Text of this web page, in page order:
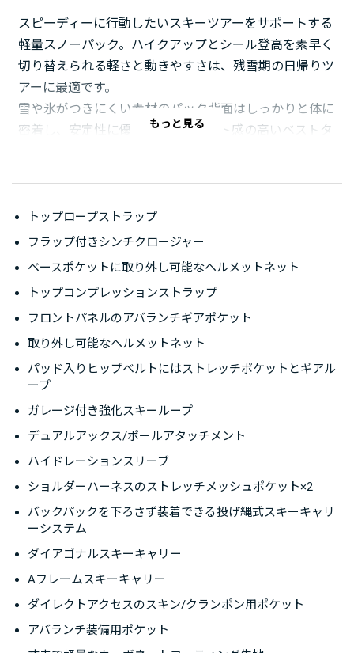
スピーディーに行動したいスキーツアーをサポートする
軽量スノーパック。ハイクアップとシール登高を素早く
切り替えられる軽さと動きやすさは、残雪期の日帰りツ
アーに最適です。
雪や氷がつきにくい素材のパック背面はしっかりと体に
密着し、安定性に優れます。フィット感の高いベストタ
ポンやクライミングスキンを収納できます。アバランチ
ギアの収納ポケットはアクセスしやすいパック前面に配
置。バックルはグローブ装着時にも操作しやすい形状を
両利き対応のスキーラッソキャリーシステムは、バック
パックを背負ったままスキー板が装着できます。スキー
板を取り付けるリーシュは使用しないときは取り外しや
収納ができ、しっかり取り付けたい時はダイアゴナルや
Aフレームでの取り付けも可能。軽量性を保ちながらバ
ックカントリーに必要な機能をカバーしています。
もっと見る
トップロープストラップ
フラップ付きシンチクロージャー
ベースポケットに取り外し可能なヘルメットネット
トップコンプレッションストラップ
フロントパネルのアバランチギアポケット
取り外し可能なヘルメットネット
パッド入りヒップベルトにはストレッチポケットとギアル
ープ
ガレージ付き強化スキーループ
デュアルアックス/ポールアタッチメント
ハイドレーションスリーブ
ショルダーハーネスのストレッチメッシュポケット×2
バックパックを下ろさず装着できる投げ縄式スキーキャリ
ーシステム
ダイアゴナルスキーキャリー
Aフレームスキーキャリー
ダイレクトアクセスのスキン/クランポン用ポケット
アバランチ装備用ポケット